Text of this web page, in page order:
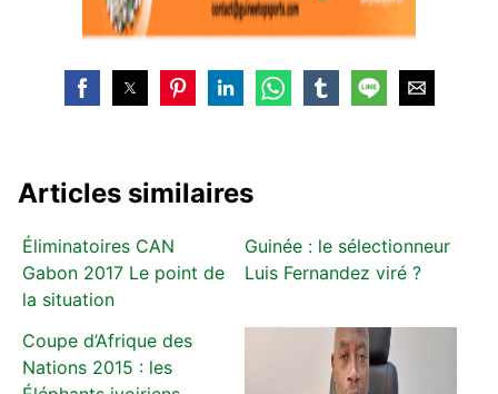
Articles similaires
Éliminatoires CAN
Gabon 2017 Le point de
la situation
Guinée : le sélectionneur
Luis Fernandez viré ?
Coupe d’Afrique des
Nations 2015 : les